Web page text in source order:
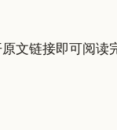
文链接即可阅读